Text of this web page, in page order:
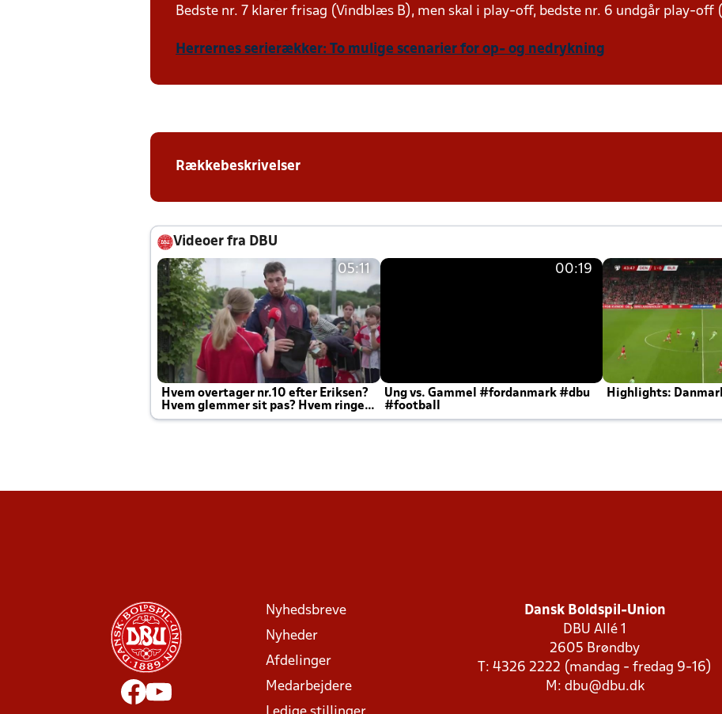
Bedste nr. 7 klarer frisag (Vindblæs B), men skal i play-off, bedste nr. 6 undgår play-off
Herrernes serierækker: To mulige scenarier for op- og nedrykning
Rækkebeskrivelser
Videoer fra DBU
05:11
Hvem overtager nr.10 efter Eriksen?
Hvem glemmer sit pas? Hvem ringer
Joachim altid til efter kampe?
00:19
Ung vs. Gammel #fordanmark #dbu
#football
Highlights:
Nyhedsbreve
Nyheder
Afdelinger
Medarbejdere
Dansk Boldspil-Union
DBU Allé 1
2605 Brøndby
T: 4326 2222 (mandag - fredag 9-16)
M: dbu@dbu.dk